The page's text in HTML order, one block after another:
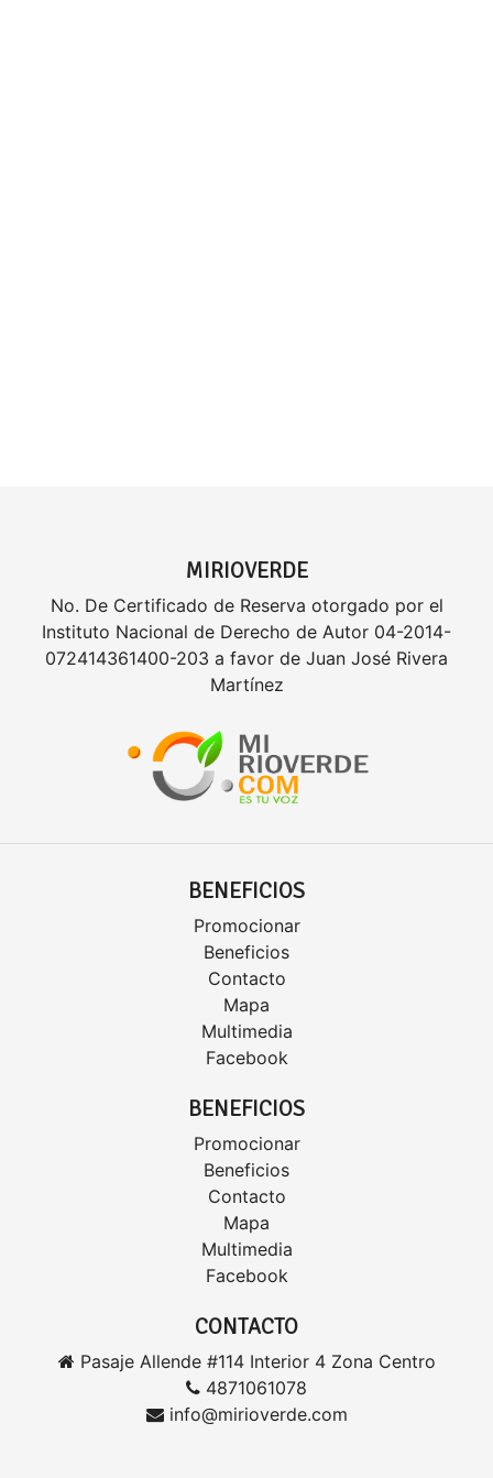
MIRIOVERDE
No. De Certificado de Reserva otorgado por el
Instituto Nacional de Derecho de Autor 04-2014-
072414361400-203 a favor de Juan José Rivera
Martínez
BENEFICIOS
Promocionar
Beneficios
Contacto
Mapa
Multimedia
Facebook
BENEFICIOS
Promocionar
Beneficios
Contacto
Mapa
Multimedia
Facebook
CONTACTO
Pasaje Allende #114 Interior 4 Zona Centro
4871061078
info@mirioverde.com